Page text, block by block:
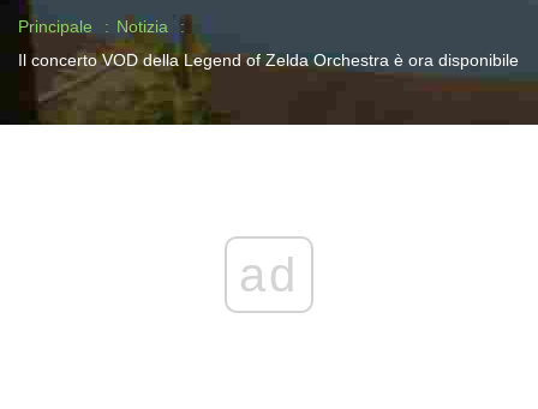
Principale
Notizia
Il concerto VOD della Legend of Zelda Orchestra è ora disponibile
ad